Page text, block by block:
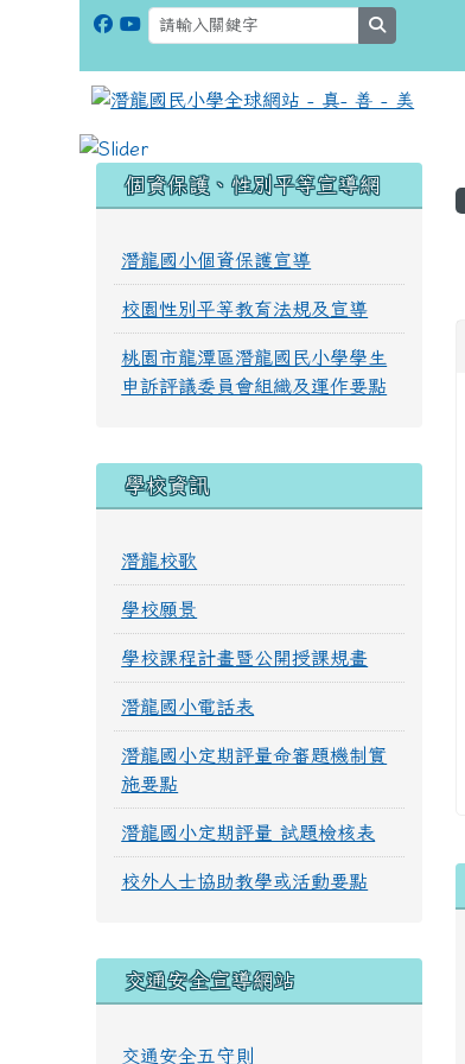
個資保護、性別平等宣導網
潛龍國小個資保護宣導
校園性別平等教育法規及宣導
桃園市龍潭區潛龍國民小學學生
申訴評議委員會組織及運作要點
學校資訊
潛龍校歌
學校願景
學校課程計畫暨公開授課規畫
潛龍國小電話表
潛龍國小定期評量命審題機制實
施要點
潛龍國小定期評量 試題檢核表
校外人士協助教學或活動要點
交通安全宣導網站
交通安全五守則